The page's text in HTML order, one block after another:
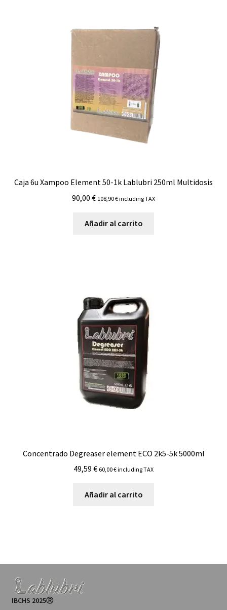
Caja 6u Xampoo Element 50-1k Lablubri 250ml Multidosis
90,00 € 108,90€including TAX
Añadir al carrito
Concentrado Degreaser element ECO 2k5-5k 5000ml
49,59 € 60,00€including TAX
Añadir al carrito
IBCHS 2025Ⓡ